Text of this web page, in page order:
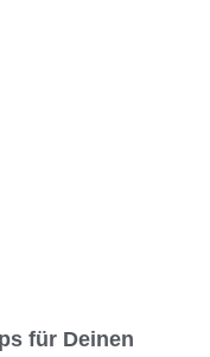
für Deinen